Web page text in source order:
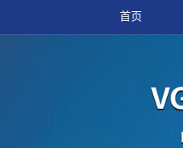
首页